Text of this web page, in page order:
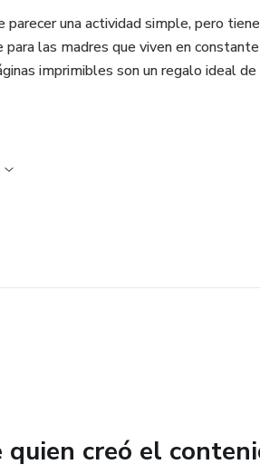
parecer una actividad simple, pero
las madres que viven en
imprimibles son un regalo ideal
colorear con afimaciones
creó el